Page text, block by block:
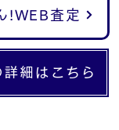
!WEB査定
詳細はこちら